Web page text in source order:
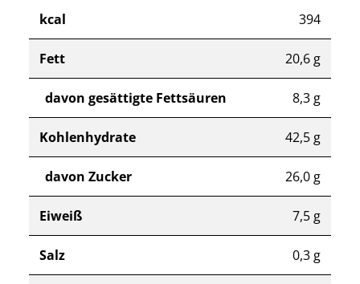
kcal 394
Fett 20,6 g
davon gesättigte Fettsäuren 8,3 g
Kohlenhydrate 42,5 g
davon Zucker 26,0 g
Eiweiß 7,5 g
Salz 0,3 g